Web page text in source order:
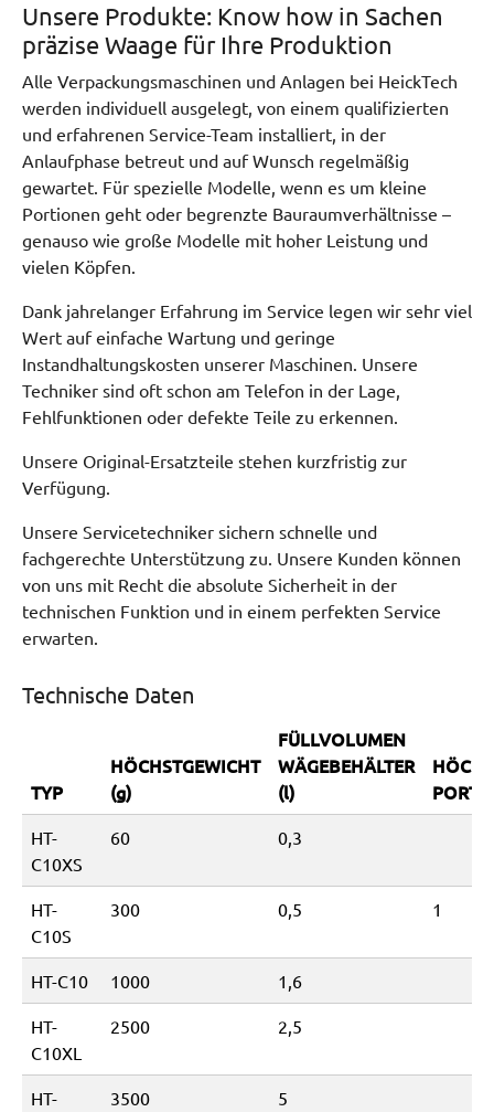
Unsere Produkte: Know how in Sachen
präzise Waage für Ihre Produktion
Alle Verpackungsmaschinen und Anlagen bei HeickTech
werden individuell ausgelegt, von einem qualifizierten
und erfahrenen Service-Team installiert, in der
Anlaufphase betreut und auf Wunsch regelmäßig
gewartet. Für spezielle Modelle, wenn es um kleine
Portionen geht oder begrenzte Bauraumverhältnisse –
genauso wie große Modelle mit hoher Leistung und
vielen Köpfen.
Dank jahrelanger Erfahrung im Service legen wir sehr viel
Wert auf einfache Wartung und geringe
Instandhaltungskosten unserer Maschinen. Unsere
Techniker sind oft schon am Telefon in der Lage,
Fehlfunktionen oder defekte Teile zu erkennen.
Unsere Original-Ersatzteile stehen kurzfristig zur
Verfügung.
Unsere Servicetechniker sichern schnelle und
fachgerechte Unterstützung zu. Unsere Kunden können
von uns mit Recht die absolute Sicherheit in der
technischen Funktion und in einem perfekten Service
erwarten.
Technische Daten
TYP
HÖCHSTGEWICHT
(g)
FÜLLVOLUMEN
WÄGEBEHÄLTER
(l)
HT-
C10XS
60 0,3
HT-
C10S
300 0,5 1
HT-C10 1000 1,6
HT-
C10XL
2500 2,5
HT-
3500 5